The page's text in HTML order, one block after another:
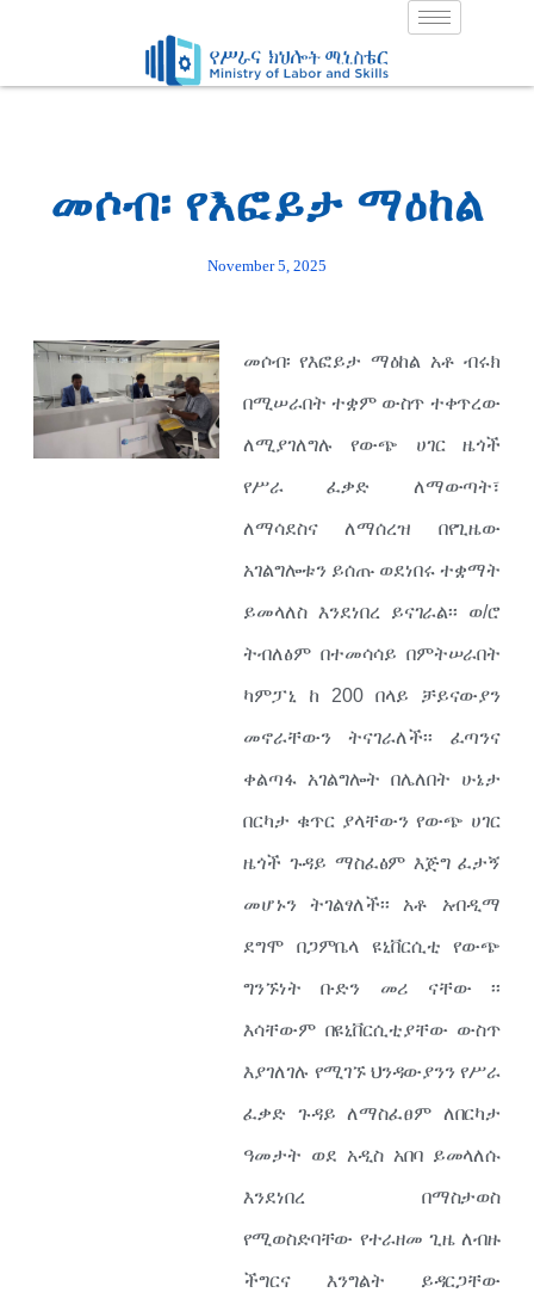
መሶብ፡ የእፎይታ ማዕከል
November 5, 2025
መሶብ፡ የእፎይታ ማዕከል አቶ ብሩክ
በሚሠራበት ተቋም ውስጥ ተቀጥረው
ለሚያገለግሉ የውጭ ሀገር ዜጎች
የሥራ ፈቃድ ለማውጣት፣
ለማሳደስና ለማሰረዝ በየጊዜው
አገልግሎቱን ይሰጡ ወደነበሩ ተቋማት
ይመላለስ እንደነበረ ይናገራል፡፡ ወ/ሮ
ትብለፅም በተመሳሳይ በምትሠራበት
ካምፓኒ ከ 200 በላይ ቻይናውያን
መኖራቸውን ትናገራለች፡፡ ፈጣንና
ቀልጣፋ አገልግሎት በሌለበት ሁኔታ
በርካታ ቁጥር ያላቸውን የውጭ ሀገር
ዜጎች ጉዳይ ማስፈፅም እጅግ ፈታኝ
መሆኑን ትገልፃለች፡፡ አቶ አብዲማ
ደግሞ በጋምቤላ ዩኒቨርሲቲ የውጭ
ግንኙነት ቡድን መሪ ናቸው ፡፡
እሳቸውም በዩኒቨርሲቲያቸው ውስጥ
እያገለገሉ የሚገኙ ህንዳውያንን የሥራ
ፈቃድ ጉዳይ ለማስፈፀም ለበርካታ
ዓመታት ወደ አዲስ አበባ ይመላለሱ
እንደነበረ በማስታወስ
የሚወስድባቸው የተራዘመ ጊዜ ለብዙ
ችግርና እንግልት ይዳርጋቸው